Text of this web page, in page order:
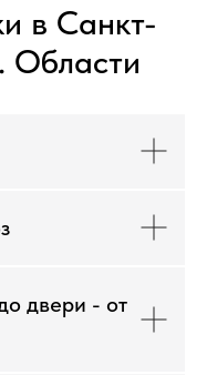
в Санкт-
Области
двери - от